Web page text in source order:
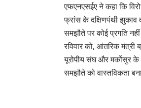
एफएनएसईए ने कहा कि
फ्रांस के दक्षिणपंथी झुकाव
समझौते पर कोई प्रगति
रविवार को, आंतरिक मंत्री
यूरोपीय संघ और मर्कोसुर के
समझौते को वास्तविकता